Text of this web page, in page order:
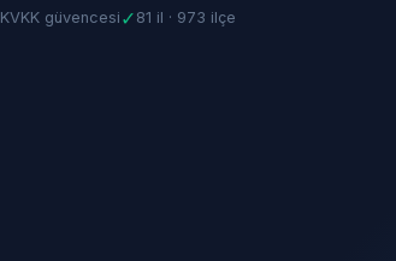
KVKK güvencesi ✓ 81 il · 973 ilçe